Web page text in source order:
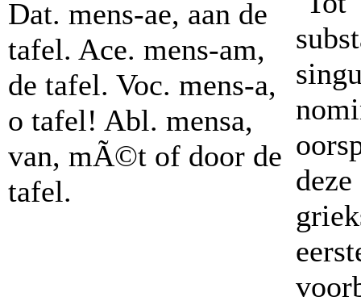
Dat. mens-ae, aan de
tafel. Ace. mens-am,
de tafel. Voc. mens-a,
o tafel! Abl. mensa,
van, mÃ©t of door de
tafel.